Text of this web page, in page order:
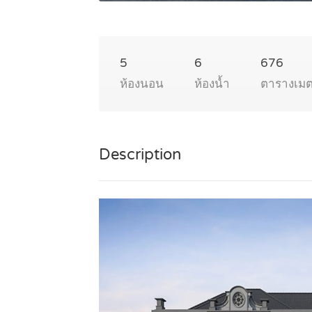
5
ห้องนอน
6
ห้องน้ำ
676
ตารางเม
Description